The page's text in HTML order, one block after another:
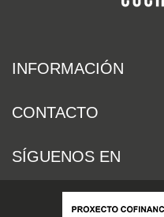
INFORMACIÓN
CONTACTO
SÍGUENOS EN